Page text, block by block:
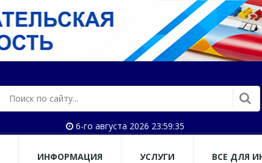
6-го августа 2026 23:59:35
ИНФОРМАЦИЯ УСЛУГИ ВСЕ ДЛЯ